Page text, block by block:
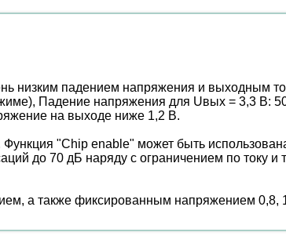
низким падением напряжения и выходным
Падение напряжения для Uвых = 3,3
на выходе ниже 1,2 В.
"Chip enable" может быть
до 70 дБ наряду с ограничением по току и
а также фиксированным напряжением 0,8,